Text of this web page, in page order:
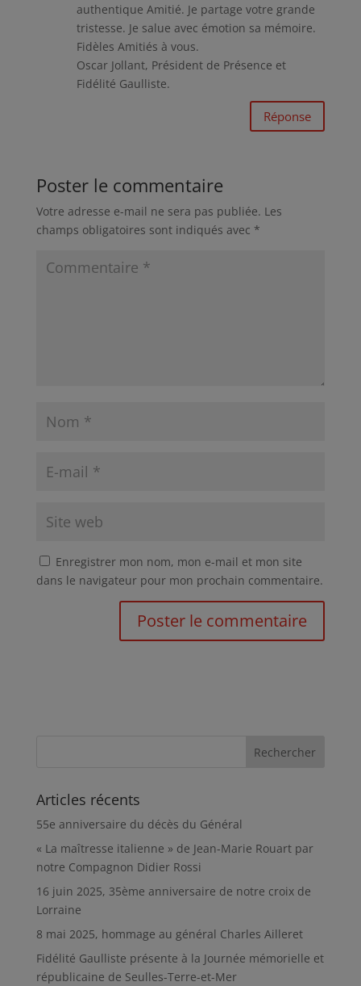
authentique Amitié. Je partage votre grande
tristesse. Je salue avec émotion sa mémoire.
Fidèles Amitiés à vous.
Oscar Jollant, Président de Présence et
Fidélité Gaulliste.
Réponse
Poster le commentaire
Votre adresse e-mail ne sera pas publiée. Les
champs obligatoires sont indiqués avec *
Enregistrer mon nom, mon e-mail et mon site
dans le navigateur pour mon prochain commentaire.
Articles récents
55e anniversaire du décès du Général
« La maîtresse italienne » de Jean-Marie Rouart par
notre Compagnon Didier Rossi
16 juin 2025, 35ème anniversaire de notre croix de
Lorraine
8 mai 2025, hommage au général Charles Ailleret
Fidélité Gaulliste présente à la Journée mémorielle et
républicaine de Seulles-Terre-et-Mer